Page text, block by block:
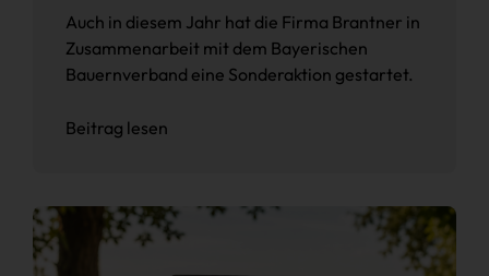
Auch in diesem Jahr hat die Firma Brantner in
Zusammenarbeit mit dem Bayerischen
Bauernverband eine Sonderaktion gestartet.
Beitrag lesen